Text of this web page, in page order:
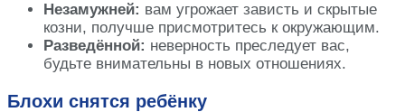
Незамужней: вам угрожает зависть и скрытые
козни, получше присмотритесь к окружающим.
Разведённой: неверность преследует вас,
будьте внимательны в новых отношениях.
Блохи снятся ребёнку